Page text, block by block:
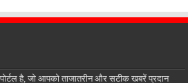
है, जो आपको ताजातरीन और सटीक खबरें प्रदान